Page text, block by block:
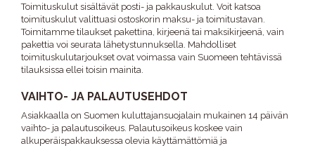
Toimituskulut sisältävät posti- ja pakkauskulut. Voit katsoa
toimituskulut valittuasi ostoskorin maksu- ja toimitustavan.
Toimitamme tilaukset pakettina, kirjeenä tai maksikirjeenä, vain
pakettia voi seurata lähetystunnuksella. Mahdolliset
toimituskulutarjoukset ovat voimassa vain Suomeen tehtävissä
tilauksissa ellei toisin mainita.
VAIHTO- JA PALAUTUSEHDOT
Asiakkaalla on Suomen kuluttajansuojalain mukainen 14 päivän
vaihto- ja palautusoikeus. Palautusoikeus koskee vain
alkuperäispakkauksessa olevia käyttämättömiä ja